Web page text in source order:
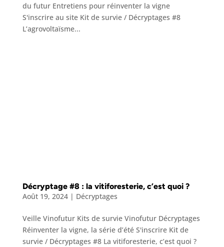
du futur Entretiens pour réinventer la vigne
S'inscrire au site Kit de survie / Décryptages #8
L’agrovoltaïsme...
Décryptage #8 : la vitiforesterie, c’est quoi ?
Août 19, 2024| Décryptages
Veille Vinofutur Kits de survie Vinofutur Décryptages
Réinventer la vigne, la série d’été S'inscrire Kit de
survie / Décryptages #8 La vitiforesterie, c’est quoi ?